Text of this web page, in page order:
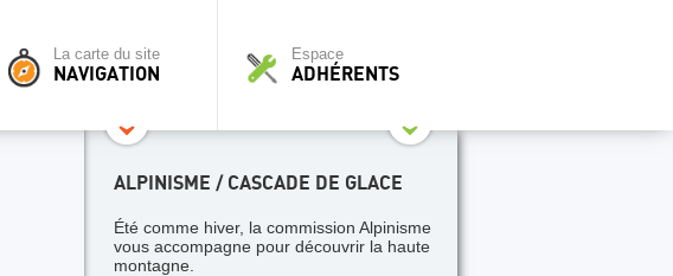
La carte du site
NAVIGATION
Espace
ADHÉRENTS
ALPINISME / CASCADE DE GLACE
Été comme hiver, la commission Alpinisme
vous accompagne pour découvrir la haute
montagne.